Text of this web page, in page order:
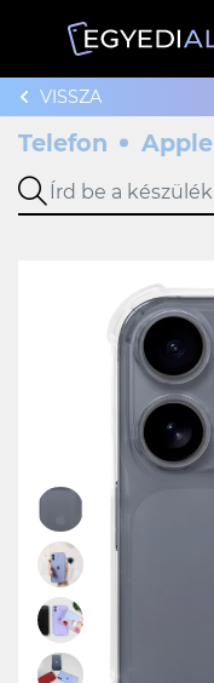
VISSZA
Telefon Apple